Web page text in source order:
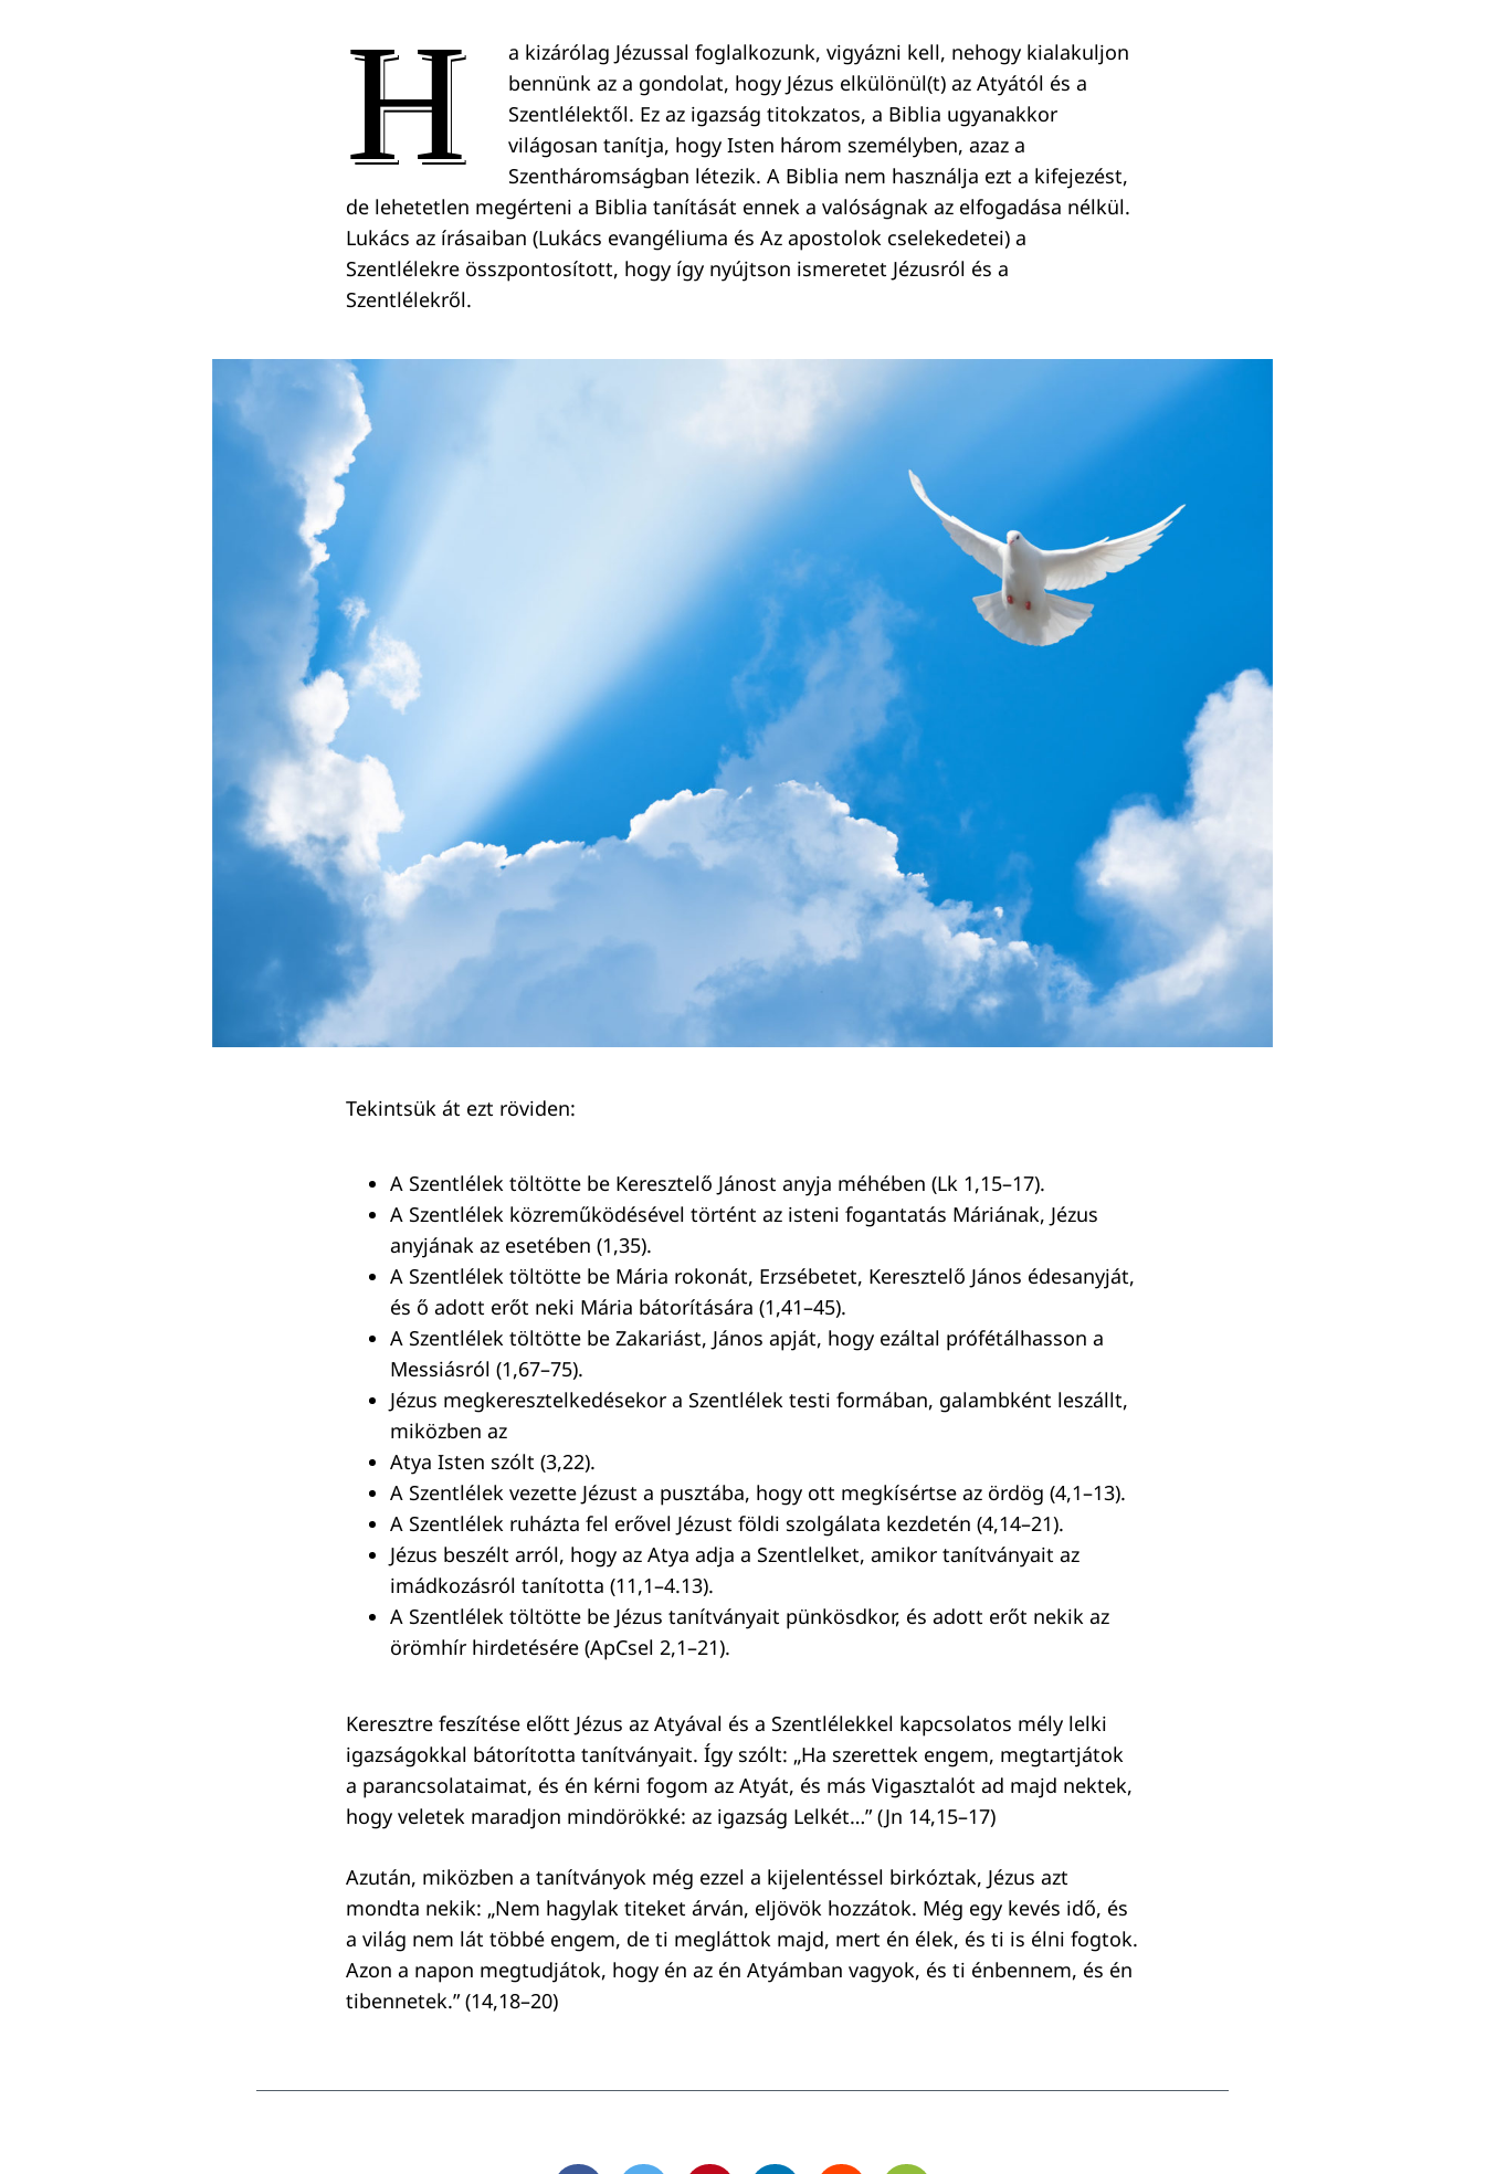
H
a kizárólag Jézussal foglalkozunk, vigyázni kell, nehogy kialakuljon
bennünk az a gondolat, hogy Jézus elkülönül(t) az Atyától és a
Szentlélektől. Ez az igazság titokzatos, a Biblia ugyanakkor
világosan tanítja, hogy Isten három személyben, azaz a
Szentháromságban létezik. A Biblia nem használja ezt a kifejezést,
de lehetetlen megérteni a Biblia tanítását ennek a valóságnak az elfogadása nélkül.
Lukács az írásaiban (Lukács evangéliuma és Az apostolok cselekedetei) a
Szentlélekre összpontosított, hogy így nyújtson ismeretet Jézusról és a
Szentlélekről.
Tekintsük át ezt röviden:
A Szentlélek töltötte be Keresztelő Jánost anyja méhében (Lk 1,15–17).
A Szentlélek közreműködésével történt az isteni fogantatás Máriának, Jézus
anyjának az esetében (1,35).
A Szentlélek töltötte be Mária rokonát, Erzsébetet, Keresztelő János édesanyját,
és ő adott erőt neki Mária bátorítására (1,41–45).
A Szentlélek töltötte be Zakariást, János apját, hogy ezáltal prófétálhasson a
Messiásról (1,67–75).
Jézus megkeresztelkedésekor a Szentlélek testi formában, galambként leszállt,
miközben az
Atya Isten szólt (3,22).
A Szentlélek vezette Jézust a pusztába, hogy ott megkísértse az ördög (4,1–13).
A Szentlélek ruházta fel erővel Jézust földi szolgálata kezdetén (4,14–21).
Jézus beszélt arról, hogy az Atya adja a Szentlelket, amikor tanítványait az
imádkozásról tanította (11,1–4.13).
A Szentlélek töltötte be Jézus tanítványait pünkösdkor, és adott erőt nekik az
örömhír hirdetésére (ApCsel 2,1–21).
Keresztre feszítése előtt Jézus az Atyával és a Szentlélekkel kapcsolatos mély lelki
igazságokkal bátorította tanítványait. Így szólt: „Ha szerettek engem, megtartjátok
a parancsolataimat, és én kérni fogom az Atyát, és más Vigasztalót ad majd nektek,
hogy veletek maradjon mindörökké: az igazság Lelkét…” (Jn 14,15–17)
Azután, miközben a tanítványok még ezzel a kijelentéssel birkóztak, Jézus azt
mondta nekik: „Nem hagylak titeket árván, eljövök hozzátok. Még egy kevés idő, és
a világ nem lát többé engem, de ti megláttok majd, mert én élek, és ti is élni fogtok.
Azon a napon megtudjátok, hogy én az én Atyámban vagyok, és ti énbennem, és én
tibennetek.” (14,18–20)